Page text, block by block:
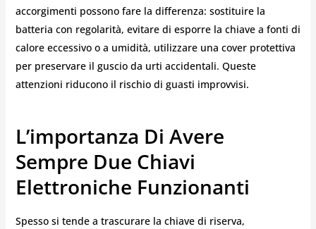
accorgimenti possono fare la differenza: sostituire la
batteria con regolarità, evitare di esporre la chiave a fonti di
calore eccessivo o a umidità, utilizzare una cover protettiva
per preservare il guscio da urti accidentali. Queste
attenzioni riducono il rischio di guasti improvvisi.
L’importanza Di Avere
Sempre Due Chiavi
Elettroniche Funzionanti
Spesso si tende a trascurare la chiave di riserva,